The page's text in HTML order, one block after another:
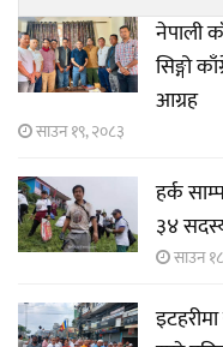
नेपाली
सिङ्गो
आग्रह
साउन १९, २०८३
हर्क
३४
साउन